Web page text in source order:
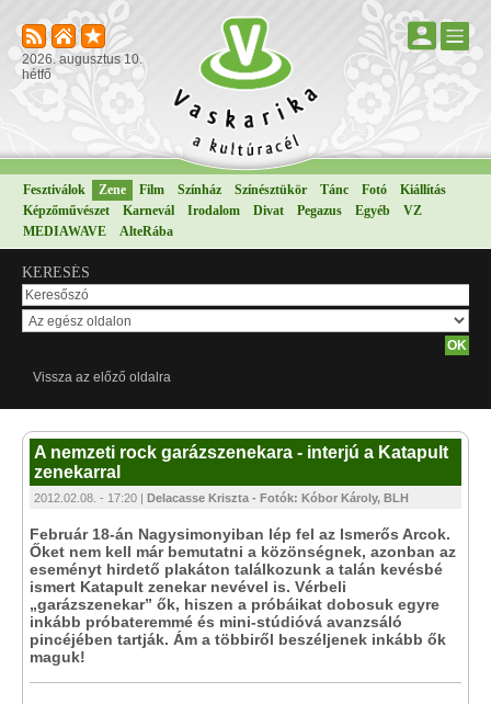
2026. augusztus 10.
hétfő
Fesztiválok Zene Film Színház Színésztükör Tánc Fotó
Kiállítás
Képzőművészet
Karnevál Irodalom Divat Pegazus Egyéb
VZ
MEDIAWAVE
AlteRába
KERESÉS
Vissza az előző oldalra
A nemzeti rock garázszenekara - interjú a Katapult
zenekarral
2012.02.08. - 17:20 | Delacasse Kriszta - Fotók: Kóbor Károly, BLH
Február 18-án Nagysimonyiban lép fel az Ismerős Arcok.
Őket nem kell már bemutatni a közönségnek, azonban az
eseményt hirdető plakáton találkozunk a talán kevésbé
ismert Katapult zenekar nevével is. Vérbeli
„garázszenekar” ők, hiszen a próbáikat dobosuk egyre
inkább próbateremmé és mini-stúdióvá avanzsáló
pincéjében tartják. Ám a többiről beszéljenek inkább ők
maguk!